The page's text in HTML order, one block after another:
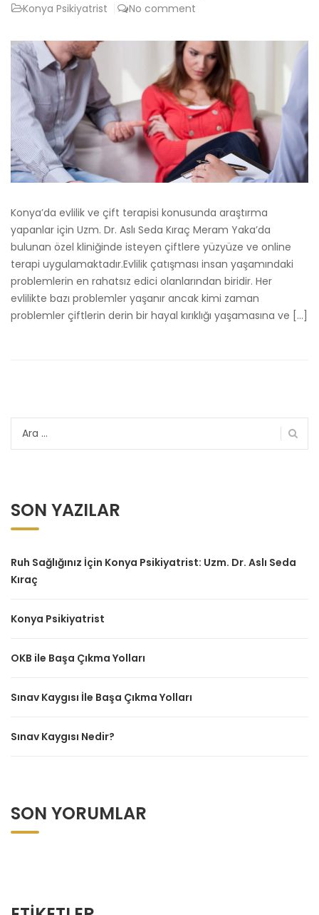
Konya Psikiyatrist
No comment
Konya’da evlilik ve çift terapisi konusunda araştırma
yapanlar için Uzm. Dr. Aslı Seda Kıraç Meram Yaka’da
bulunan özel kliniğinde isteyen çiftlere yüzyüze ve online
terapi uygulamaktadır.Evlilik çatışması insan yaşamındaki
problemlerin en rahatsız edici olanlarından biridir. Her
evlilikte bazı problemler yaşanır ancak kimi zaman
problemler çiftlerin derin bir hayal kırıklığı yaşamasına ve […]
SON YAZILAR
Ruh Sağlığınız İçin Konya Psikiyatrist: Uzm. Dr. Aslı Seda
Kıraç
Konya Psikiyatrist
OKB ile Başa Çıkma Yolları
Sınav Kaygısı İle Başa Çıkma Yolları
Sınav Kaygısı Nedir?
SON YORUMLAR